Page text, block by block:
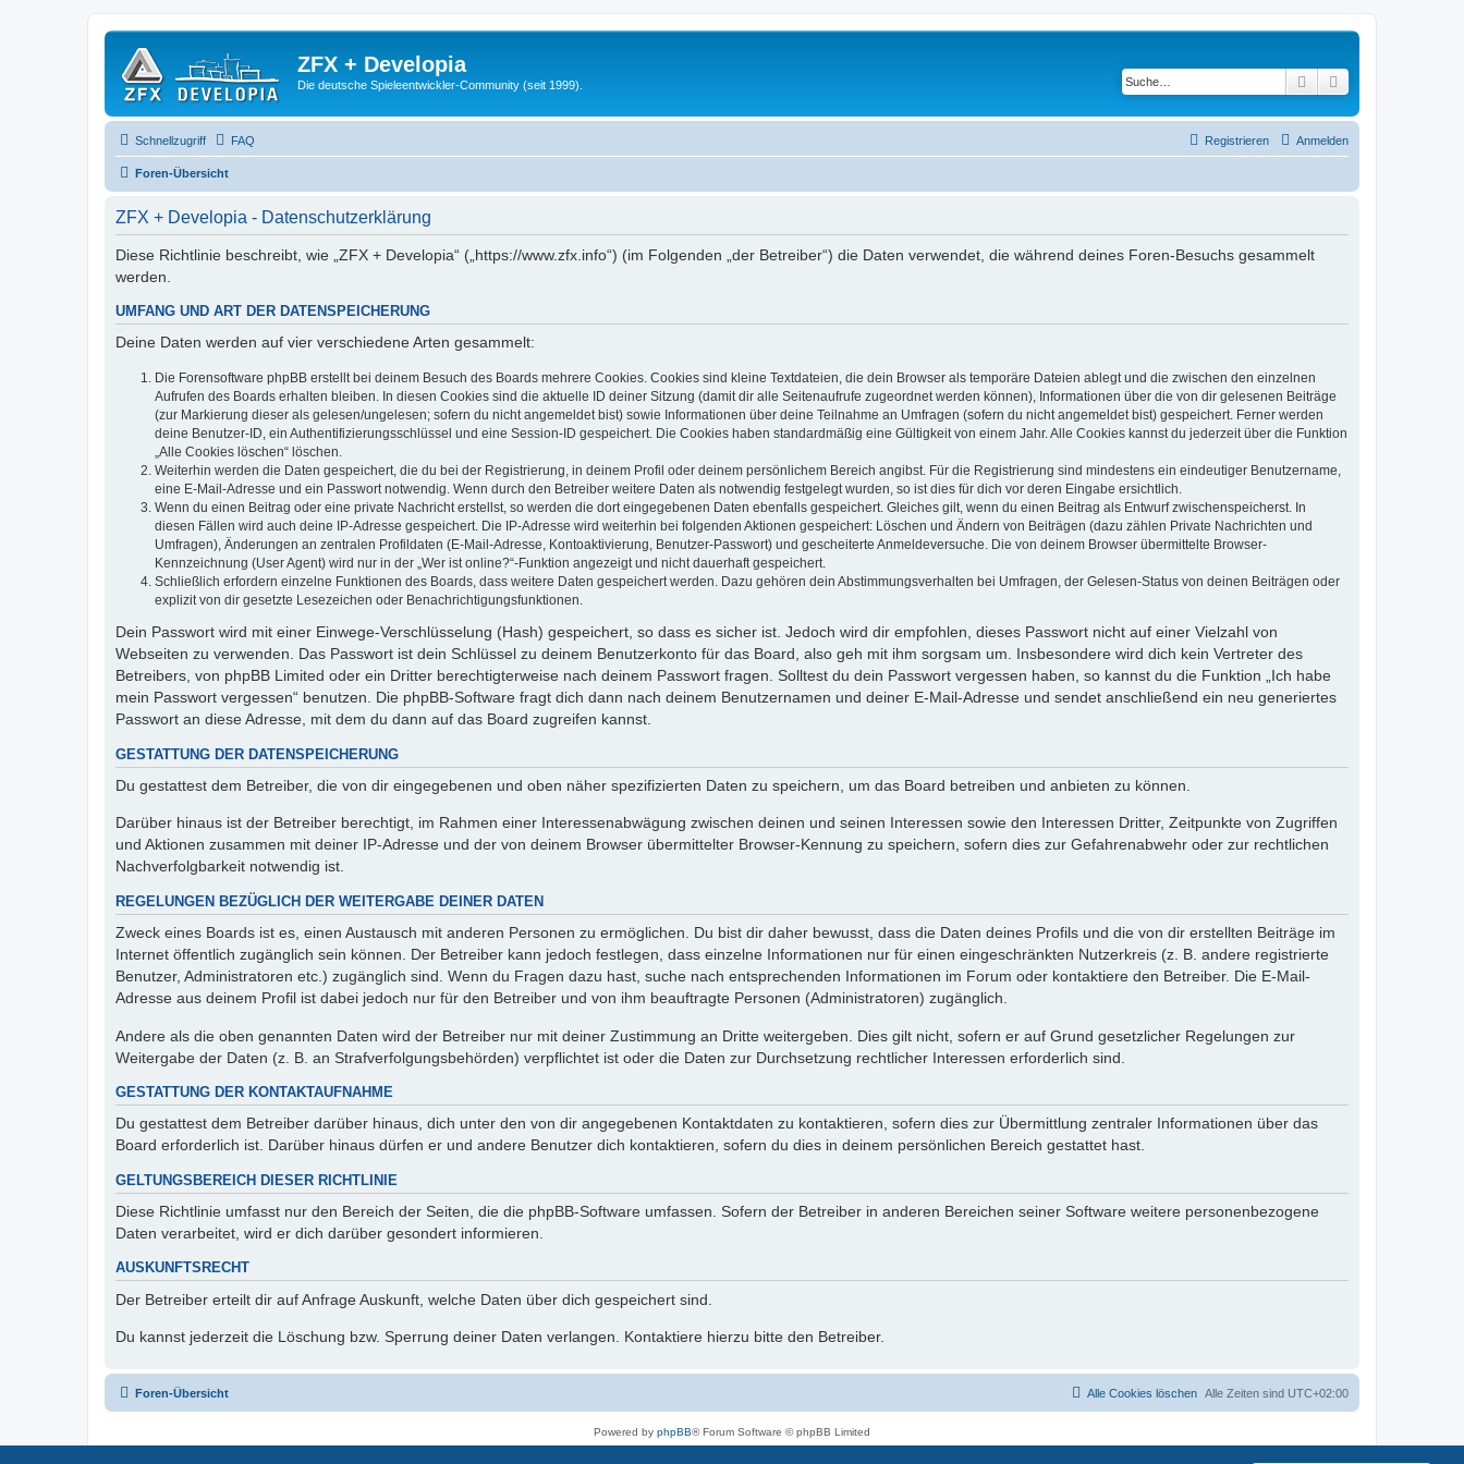
ZFX + Developia
Die deutsche Spieleentwickler-Community (seit 1999). Suche
Schnellzugriff FAQ Anmelden
Registrieren
Foren-Übersicht
ZFX + Developia - Datenschutzerklärung
Diese Richtlinie beschreibt, wie „ZFX + Developia“ („https://www.zfx.info“) (im Folgenden „der Betreiber“) die Daten verwendet, die während deines Foren-Besuchs gesammelt
werden.
UMFANG UND ART DER DATENSPEICHERUNG
Deine Daten werden auf vier verschiedene Arten gesammelt:
Die Forensoftware phpBB erstellt bei deinem Besuch des Boards mehrere Cookies. Cookies sind kleine Textdateien, die dein Browser als temporäre Dateien ablegt und die zwischen den einzelnen
Aufrufen des Boards erhalten bleiben. In diesen Cookies sind die aktuelle ID deiner Sitzung (damit dir alle Seitenaufrufe zugeordnet werden können), Informationen über die von dir gelesenen Beiträge
(zur Markierung dieser als gelesen/ungelesen; sofern du nicht angemeldet bist) sowie Informationen über deine Teilnahme an Umfragen (sofern du nicht angemeldet bist) gespeichert. Ferner werden
deine Benutzer-ID, ein Authentifizierungsschlüssel und eine Session-ID gespeichert. Die Cookies haben standardmäßig eine Gültigkeit von einem Jahr. Alle Cookies kannst du jederzeit über die Funktion
„Alle Cookies löschen“ löschen.
Weiterhin werden die Daten gespeichert, die du bei der Registrierung, in deinem Profil oder deinem persönlichem Bereich angibst. Für die Registrierung sind mindestens ein eindeutiger Benutzername,
eine E-Mail-Adresse und ein Passwort notwendig. Wenn durch den Betreiber weitere Daten als notwendig festgelegt wurden, so ist dies für dich vor deren Eingabe ersichtlich.
Wenn du einen Beitrag oder eine private Nachricht erstellst, so werden die dort eingegebenen Daten ebenfalls gespeichert. Gleiches gilt, wenn du einen Beitrag als Entwurf zwischenspeicherst. In
diesen Fällen wird auch deine IP-Adresse gespeichert. Die IP-Adresse wird weiterhin bei folgenden Aktionen gespeichert: Löschen und Ändern von Beiträgen (dazu zählen Private Nachrichten und
Umfragen), Änderungen an zentralen Profildaten (E-Mail-Adresse, Kontoaktivierung, Benutzer-Passwort) und gescheiterte Anmeldeversuche. Die von deinem Browser übermittelte Browser-
Kennzeichnung (User Agent) wird nur in der „Wer ist online?“-Funktion angezeigt und nicht dauerhaft gespeichert.
Schließlich erfordern einzelne Funktionen des Boards, dass weitere Daten gespeichert werden. Dazu gehören dein Abstimmungsverhalten bei Umfragen, der Gelesen-Status von deinen Beiträgen oder
explizit von dir gesetzte Lesezeichen oder Benachrichtigungsfunktionen.
Dein Passwort wird mit einer Einwege-Verschlüsselung (Hash) gespeichert, so dass es sicher ist. Jedoch wird dir empfohlen, dieses Passwort nicht auf einer Vielzahl von
Webseiten zu verwenden. Das Passwort ist dein Schlüssel zu deinem Benutzerkonto für das Board, also geh mit ihm sorgsam um. Insbesondere wird dich kein Vertreter des
Betreibers, von phpBB Limited oder ein Dritter berechtigterweise nach deinem Passwort fragen. Solltest du dein Passwort vergessen haben, so kannst du die Funktion „Ich habe
mein Passwort vergessen“ benutzen. Die phpBB-Software fragt dich dann nach deinem Benutzernamen und deiner E-Mail-Adresse und sendet anschließend ein neu generiertes
Passwort an diese Adresse, mit dem du dann auf das Board zugreifen kannst.
GESTATTUNG DER DATENSPEICHERUNG
Du gestattest dem Betreiber, die von dir eingegebenen und oben näher spezifizierten Daten zu speichern, um das Board betreiben und anbieten zu können.
Darüber hinaus ist der Betreiber berechtigt, im Rahmen einer Interessenabwägung zwischen deinen und seinen Interessen sowie den Interessen Dritter, Zeitpunkte von Zugriffen
und Aktionen zusammen mit deiner IP-Adresse und der von deinem Browser übermittelter Browser-Kennung zu speichern, sofern dies zur Gefahrenabwehr oder zur rechtlichen
Nachverfolgbarkeit notwendig ist.
REGELUNGEN BEZÜGLICH DER WEITERGABE DEINER DATEN
Zweck eines Boards ist es, einen Austausch mit anderen Personen zu ermöglichen. Du bist dir daher bewusst, dass die Daten deines Profils und die von dir erstellten Beiträge im
Internet öffentlich zugänglich sein können. Der Betreiber kann jedoch festlegen, dass einzelne Informationen nur für einen eingeschränkten Nutzerkreis (z. B. andere registrierte
Benutzer, Administratoren etc.) zugänglich sind. Wenn du Fragen dazu hast, suche nach entsprechenden Informationen im Forum oder kontaktiere den Betreiber. Die E-Mail-
Adresse aus deinem Profil ist dabei jedoch nur für den Betreiber und von ihm beauftragte Personen (Administratoren) zugänglich.
Andere als die oben genannten Daten wird der Betreiber nur mit deiner Zustimmung an Dritte weitergeben. Dies gilt nicht, sofern er auf Grund gesetzlicher Regelungen zur
Weitergabe der Daten (z. B. an Strafverfolgungsbehörden) verpflichtet ist oder die Daten zur Durchsetzung rechtlicher Interessen erforderlich sind.
GESTATTUNG DER KONTAKTAUFNAHME
Du gestattest dem Betreiber darüber hinaus, dich unter den von dir angegebenen Kontaktdaten zu kontaktieren, sofern dies zur Übermittlung zentraler Informationen über das
Board erforderlich ist. Darüber hinaus dürfen er und andere Benutzer dich kontaktieren, sofern du dies in deinem persönlichen Bereich gestattet hast.
GELTUNGSBEREICH DIESER RICHTLINIE
Diese Richtlinie umfasst nur den Bereich der Seiten, die die phpBB-Software umfassen. Sofern der Betreiber in anderen Bereichen seiner Software weitere personenbezogene
Daten verarbeitet, wird er dich darüber gesondert informieren.
AUSKUNFTSRECHT
Der Betreiber erteilt dir auf Anfrage Auskunft, welche Daten über dich gespeichert sind.
Du kannst jederzeit die Löschung bzw. Sperrung deiner Daten verlangen. Kontaktiere hierzu bitte den Betreiber.
Foren-Übersicht Alle Zeiten sind UTC+02:00
Alle Cookies löschen
Powered by phpBB® Forum Software © phpBB Limited